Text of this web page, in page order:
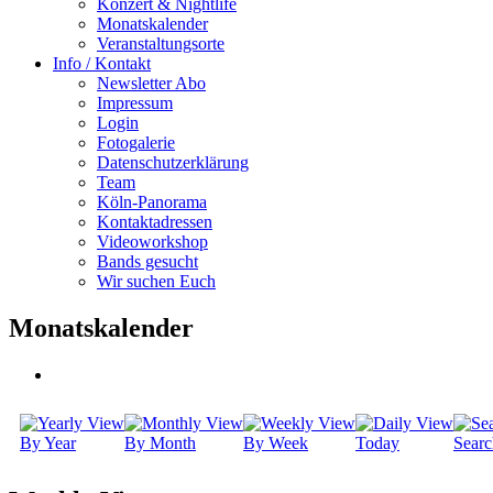
Konzert & Nightlife
Monatskalender
Veranstaltungsorte
Info / Kontakt
Newsletter Abo
Impressum
Login
Fotogalerie
Datenschutzerklärung
Team
Köln-Panorama
Kontaktadressen
Videoworkshop
Bands gesucht
Wir suchen Euch
Monatskalender
By Year By Month By Week Today